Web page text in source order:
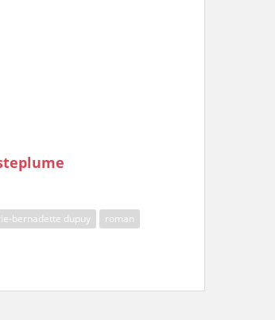
bernadette dupuy
roman